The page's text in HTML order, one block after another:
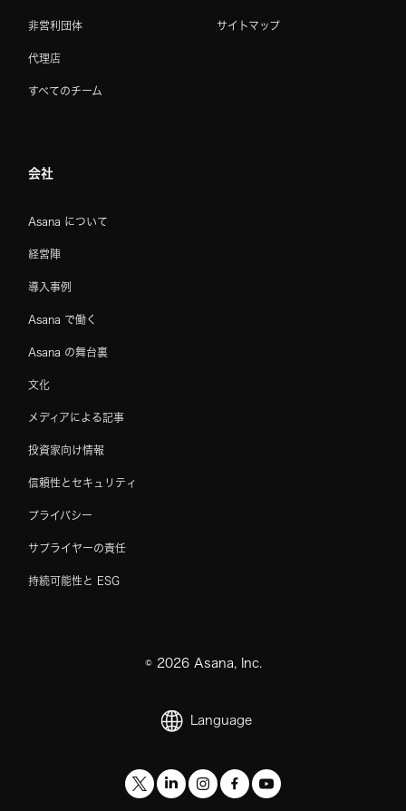
非営利団体
代理店
すべてのチーム
サイトマップ
会社
Asana について
経営陣
導入事例
Asana で働く
Asana の舞台裏
文化
メディアによる記事
投資家向け情報
信頼性とセキュリティ
プライバシー
サプライヤーの責任
持続可能性と ESG
© 2026Asana, Inc.
Language